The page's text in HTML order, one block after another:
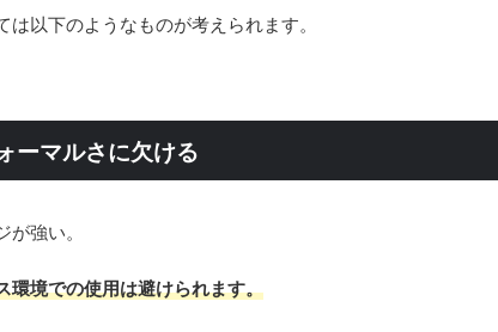
以下のようなものが考えられます。
ーマルさに欠ける
強い。
環境での使用は避けられます。